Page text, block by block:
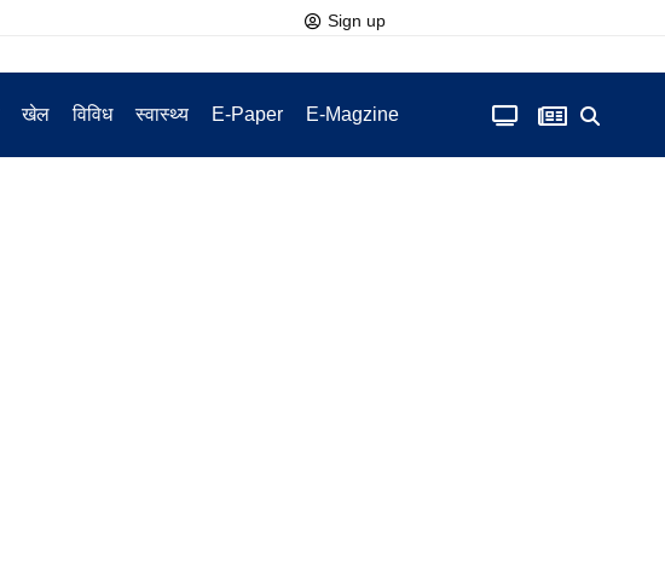
Sign up
खेल विविध स्वास्थ्य E-Paper E-Magzine